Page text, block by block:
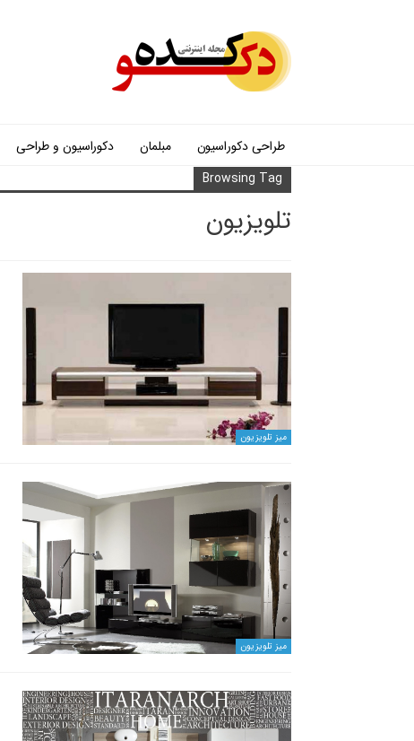
طراحی دکوراسیون مبلمان دکوراسیون و طراحی
Browsing Tag
تلویزیون
میز تلویزیون
میز تلویزیون